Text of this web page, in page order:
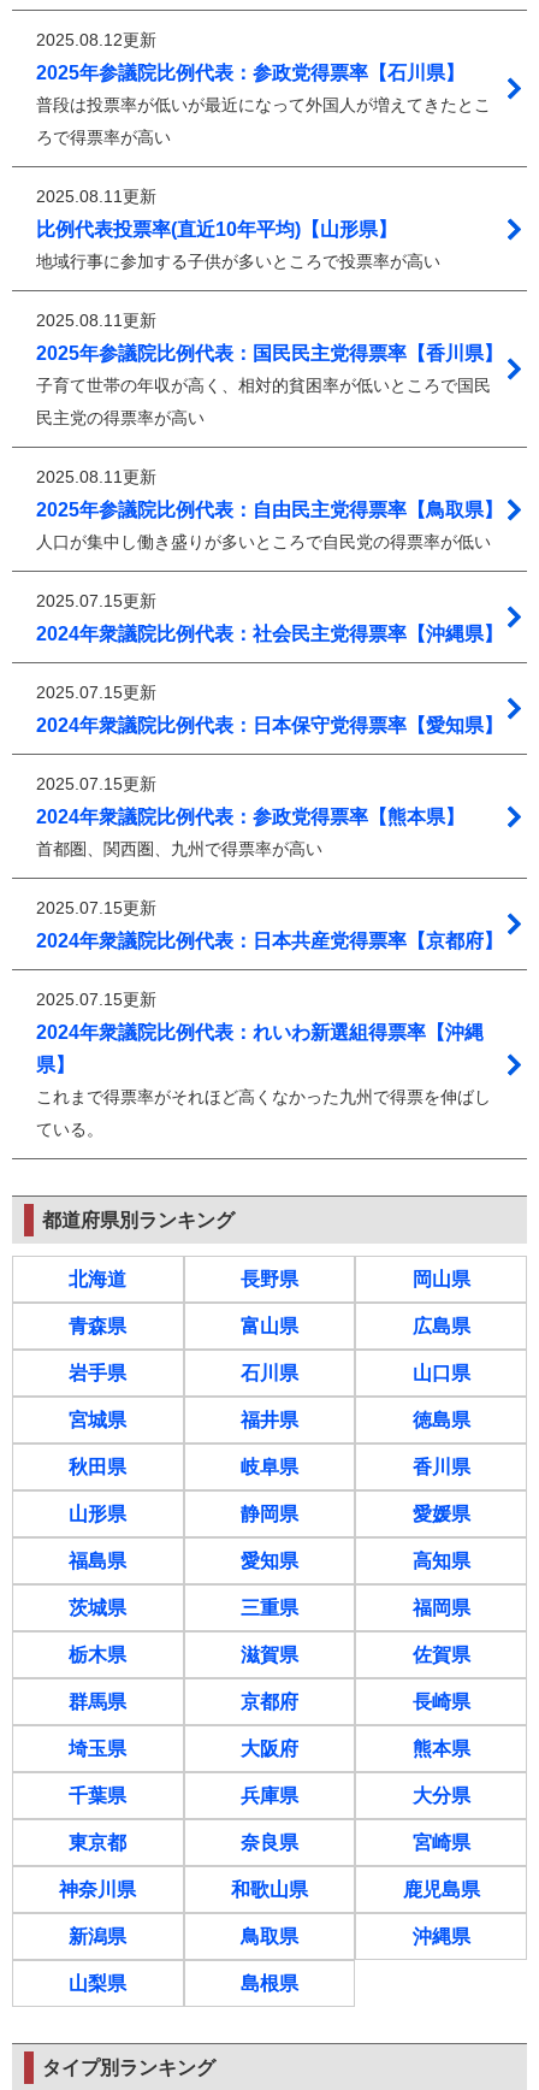
2025.08.12更新
2025年参議院比例代表：参政党得票率【石川県】
普段は投票率が低いが最近になって外国人が増えてきたとこ
ろで得票率が高い
2025.08.11更新
比例代表投票率(直近10年平均)【山形県】
地域行事に参加する子供が多いところで投票率が高い
2025.08.11更新
2025年参議院比例代表：国民民主党得票率【香川県】
子育て世帯の年収が高く、相対的貧困率が低いところで国民
民主党の得票率が高い
2025.08.11更新
2025年参議院比例代表：自由民主党得票率【鳥取県】
人口が集中し働き盛りが多いところで自民党の得票率が低い
2025.07.15更新
2024年衆議院比例代表：社会民主党得票率【沖縄県】
2025.07.15更新
2024年衆議院比例代表：日本保守党得票率【愛知県】
2025.07.15更新
2024年衆議院比例代表：参政党得票率【熊本県】
首都圏、関西圏、九州で得票率が高い
2025.07.15更新
2024年衆議院比例代表：日本共産党得票率【京都府】
2025.07.15更新
2024年衆議院比例代表：れいわ新選組得票率【沖縄
県】
これまで得票率がそれほど高くなかった九州で得票を伸ばし
ている。
都道府県別ランキング
北海道
青森県
岩手県
宮城県
秋田県
山形県
福島県
茨城県
栃木県
群馬県
埼玉県
千葉県
東京都
神奈川県
新潟県
山梨県
長野県
富山県
石川県
福井県
岐阜県
静岡県
愛知県
三重県
滋賀県
京都府
大阪府
兵庫県
奈良県
和歌山県
鳥取県
島根県
岡山県
広島県
山口県
徳島県
香川県
愛媛県
高知県
福岡県
佐賀県
長崎県
熊本県
大分県
宮崎県
鹿児島県
沖縄県
タイプ別ランキング